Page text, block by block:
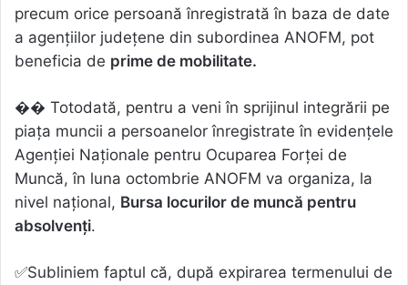
precum orice persoană înregistrată în baza de date
a agențiilor județene din subordinea ANOFM, pot
beneficia de prime de mobilitate.
�� Totodată, pentru a veni în sprijinul integrării pe
piaţa muncii a persoanelor înregistrate în evidenţele
Agenţiei Naţionale pentru Ocuparea Forţei de
Muncă, în luna octombrie ANOFM va organiza, la
nivel naţional, Bursa locurilor de muncă pentru
absolvenţi.
✅Subliniem faptul că, după expirarea termenului de